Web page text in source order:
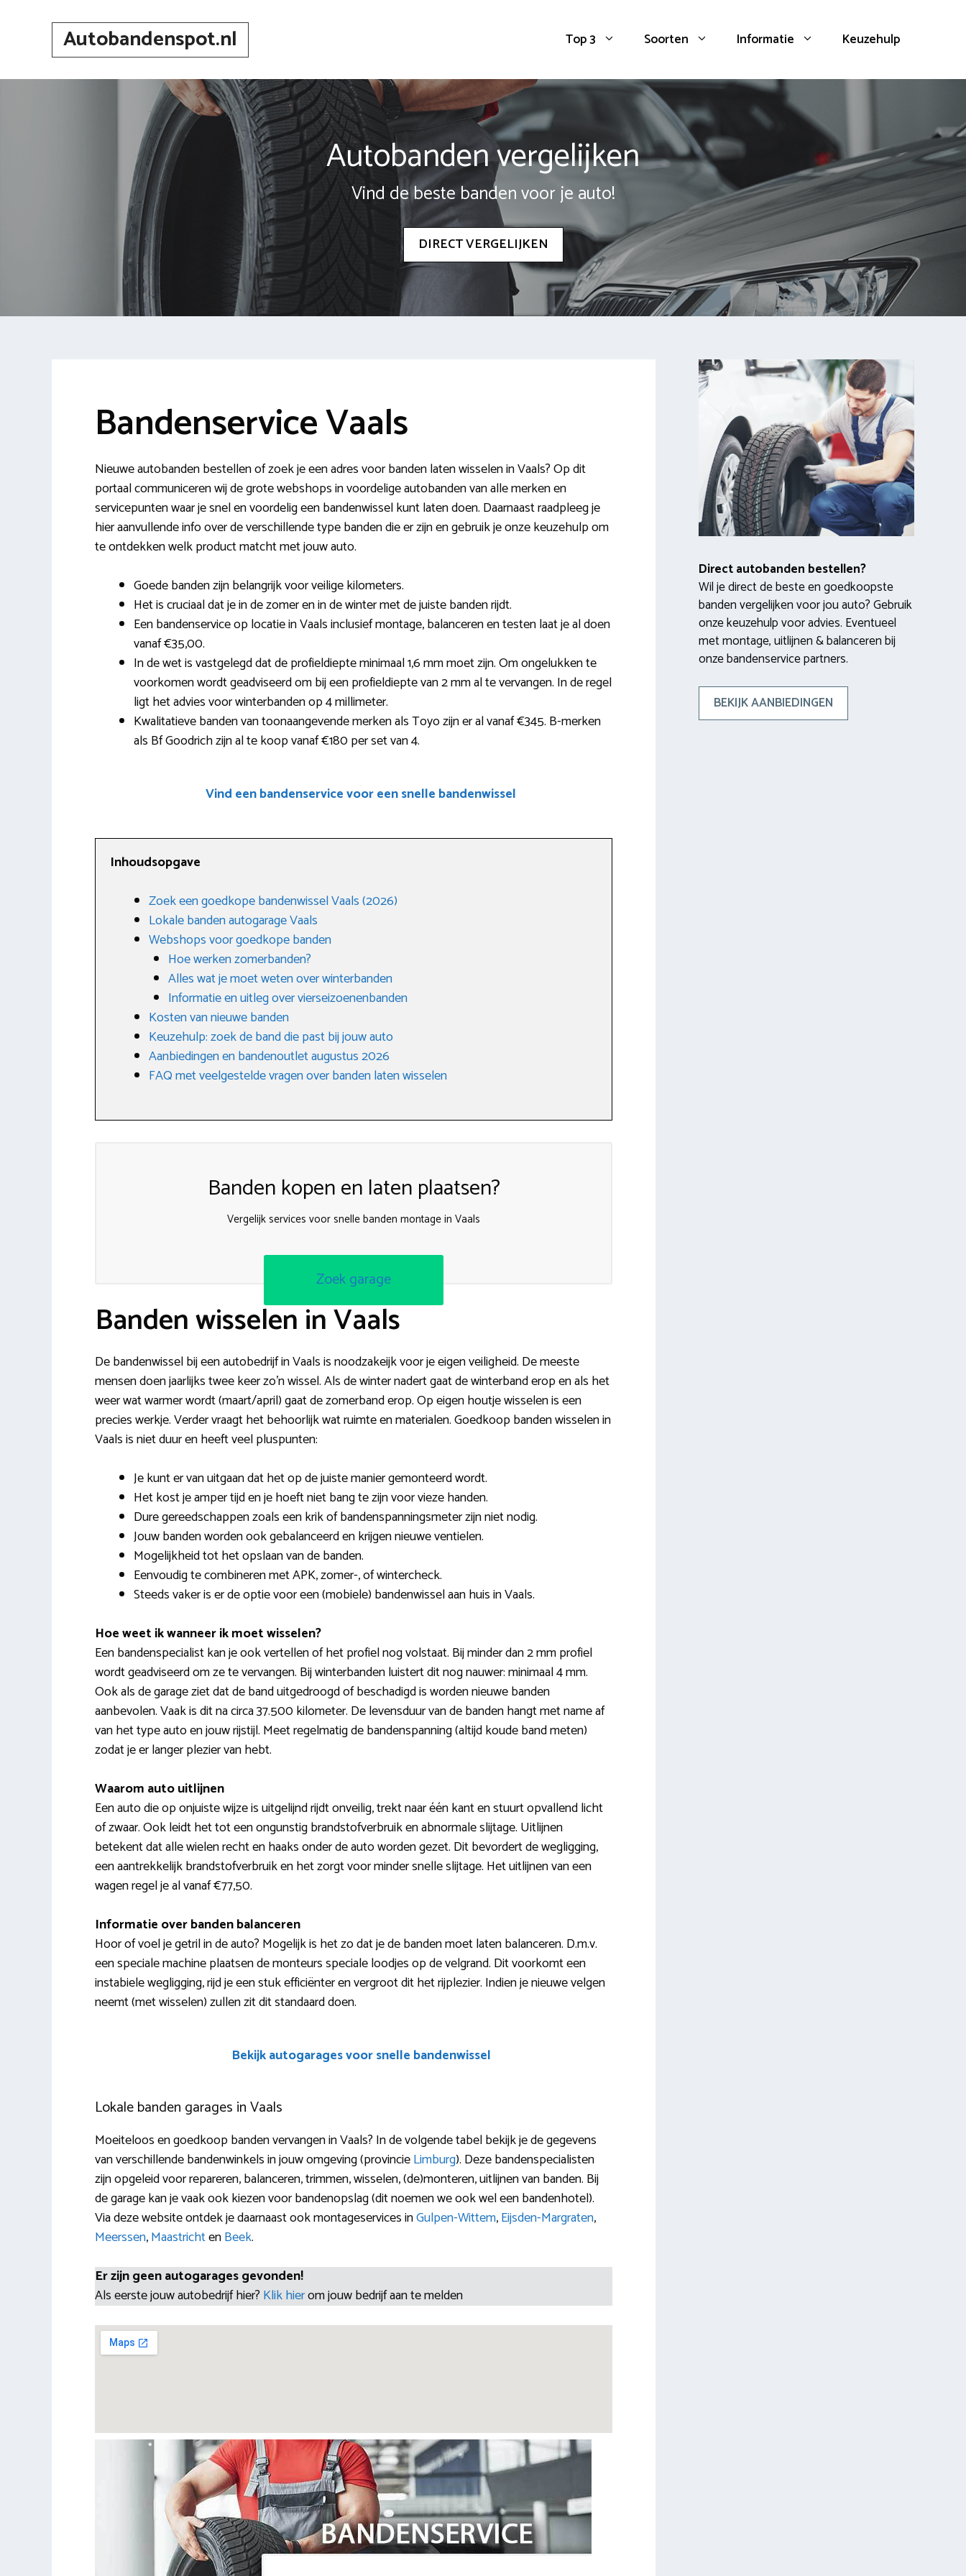
Autobandenspot.nl Top 3 Soorten Informatie Keuzehulp
Autobanden vergelijken
Vind de beste banden voor je auto!
DIRECT VERGELIJKEN
Bandenservice Vaals
Nieuwe autobanden bestellen of zoek je een adres voor banden laten wisselen in Vaals? Op dit
portaal communiceren wij de grote webshops in voordelige autobanden van alle merken en
servicepunten waar je snel en voordelig een bandenwissel kunt laten doen. Daarnaast raadpleeg je
hier aanvullende info over de verschillende type banden die er zijn en gebruik je onze keuzehulp om
te ontdekken welk product matcht met jouw auto.
Goede banden zijn belangrijk voor veilige kilometers.
Het is cruciaal dat je in de zomer en in de winter met de juiste banden rijdt.
Een bandenservice op locatie in Vaals inclusief montage, balanceren en testen laat je al doen
vanaf €35,00.
In de wet is vastgelegd dat de profieldiepte minimaal 1,6 mm moet zijn. Om ongelukken te
voorkomen wordt geadviseerd om bij een profieldiepte van 2 mm al te vervangen. In de regel
ligt het advies voor winterbanden op 4 millimeter.
Kwalitatieve banden van toonaangevende merken als Toyo zijn er al vanaf €345. B-merken
als Bf Goodrich zijn al te koop vanaf €180 per set van 4.
Vind een bandenservice voor een snelle bandenwissel
Inhoudsopgave
Zoek een goedkope bandenwissel Vaals (2026)
Lokale banden autogarage Vaals
Webshops voor goedkope banden
Hoe werken zomerbanden?
Alles wat je moet weten over winterbanden
Informatie en uitleg over vierseizoenenbanden
Kosten van nieuwe banden
Keuzehulp: zoek de band die past bij jouw auto
Aanbiedingen en bandenoutlet augustus 2026
FAQ met veelgestelde vragen over banden laten wisselen
Banden kopen en laten plaatsen?
Vergelijk services voor snelle banden montage in Vaals
Zoek garage
Banden wisselen in Vaals
De bandenwissel bij een autobedrijf in Vaals is noodzakeijk voor je eigen veiligheid. De meeste
mensen doen jaarlijks twee keer zo’n wissel. Als de winter nadert gaat de winterband erop en als het
weer wat warmer wordt (maart/april) gaat de zomerband erop. Op eigen houtje wisselen is een
precies werkje. Verder vraagt het behoorlijk wat ruimte en materialen. Goedkoop banden wisselen in
Vaals is niet duur en heeft veel pluspunten:
Je kunt er van uitgaan dat het op de juiste manier gemonteerd wordt.
Het kost je amper tijd en je hoeft niet bang te zijn voor vieze handen.
Dure gereedschappen zoals een krik of bandenspanningsmeter zijn niet nodig.
Jouw banden worden ook gebalanceerd en krijgen nieuwe ventielen.
Mogelijkheid tot het opslaan van de banden.
Eenvoudig te combineren met APK, zomer-, of wintercheck.
Steeds vaker is er de optie voor een (mobiele) bandenwissel aan huis in Vaals.
Hoe weet ik wanneer ik moet wisselen?
Een bandenspecialist kan je ook vertellen of het profiel nog volstaat. Bij minder dan 2 mm profiel
wordt geadviseerd om ze te vervangen. Bij winterbanden luistert dit nog nauwer: minimaal 4 mm.
Ook als de garage ziet dat de band uitgedroogd of beschadigd is worden nieuwe banden
aanbevolen. Vaak is dit na circa 37.500 kilometer. De levensduur van de banden hangt met name af
van het type auto en jouw rijstijl. Meet regelmatig de bandenspanning (altijd koude band meten)
zodat je er langer plezier van hebt.
Waarom auto uitlijnen
Een auto die op onjuiste wijze is uitgelijnd rijdt onveilig, trekt naar één kant en stuurt opvallend licht
of zwaar. Ook leidt het tot een ongunstig brandstofverbruik en abnormale slijtage. Uitlijnen
betekent dat alle wielen recht en haaks onder de auto worden gezet. Dit bevordert de wegligging,
een aantrekkelijk brandstofverbruik en het zorgt voor minder snelle slijtage. Het uitlijnen van een
wagen regel je al vanaf €77,50.
Informatie over banden balanceren
Hoor of voel je getril in de auto? Mogelijk is het zo dat je de banden moet laten balanceren. D.m.v.
een speciale machine plaatsen de monteurs speciale loodjes op de velgrand. Dit voorkomt een
instabiele wegligging, rijd je een stuk efficiënter en vergroot dit het rijplezier. Indien je nieuwe velgen
neemt (met wisselen) zullen zit dit standaard doen.
Bekijk autogarages voor snelle bandenwissel
Lokale banden garages in Vaals
Moeiteloos en goedkoop banden vervangen in Vaals? In de volgende tabel bekijk je de gegevens
van verschillende bandenwinkels in jouw omgeving (provincieLimburg). Deze bandenspecialisten
zijn opgeleid voor repareren, balanceren, trimmen, wisselen, (de)monteren, uitlijnen van banden. Bij
de garage kan je vaak ook kiezen voor bandenopslag (dit noemen we ook wel een bandenhotel).
Via deze website ontdek je daarnaast ook montageservices inGulpen-Wittem,Eijsden-Margraten,
Meerssen,MaastrichtenBeek.
Er zijn geen autogarages gevonden!
Als eerste jouw autobedrijf hier? Klik hierom jouw bedrijf aan te melden
Direct autobanden bestellen?
Wil je direct de beste en goedkoopste
banden vergelijken voor jou auto? Gebruik
onze keuzehulp voor advies. Eventueel
met montage, uitlijnen & balanceren bij
onze bandenservice partners.
BEKIJK AANBIEDINGEN